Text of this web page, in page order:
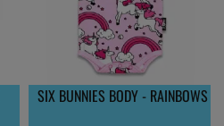
SIX BUNNIES BODY - RAINBOWS